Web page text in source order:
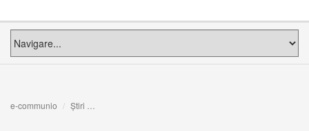
e-communio Știri